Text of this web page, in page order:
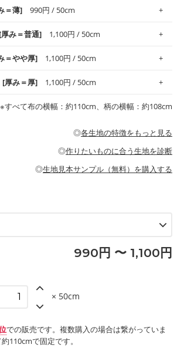
なやかさと適度な張りを併せ持ち、通気性の
の特徴です。当サイトのオックス生地は、
ます。
上履き袋などの通園通学グッズにはツイル生
の寝具、カーテン
した肌触りが特徴です。ベビー用品やハンカ
るアイテムに最適です。高い吸湿性・通気性
などのベビーグッズ
ニック、ワンピースなどの洋服
具
＝薄] 990円 / 50cm
の生地です。軽やかさとなめらかな手触りの
があるので、涼しげなトップスなどに最適で
ツ、チュニックなどのトップス
み＝普通] 1,100円 / 50cm
25％の当店のビエラ生地は、オックス生地よ
柔らかい質感と適度な落ち感を感じられるの
＝やや厚] 1,100円 / 50cm
。しっかりとした張りと厚みがありながらも柔
す。生地の厚みは中厚手です。1枚でも透け感
ロン、テーブルクロスなどの暮らしのアイテム
スカートなどのボトムス
[厚み＝厚] 1,100円 / 50cm
。トートバッグ・ポーチ・ペンケースなどの布
用品に向いています。
※すべて布の横幅：約110cm、柄の横幅：約108cm
◎各生地の特徴をもっと見る
◎作りたいものに合う生地を診断
◎生地見本サンプル（無料）を購入する
990円 〜 1,100円
× 50cm
での販売です。複数購入の場合は繋がっていま
110cmで固定です。